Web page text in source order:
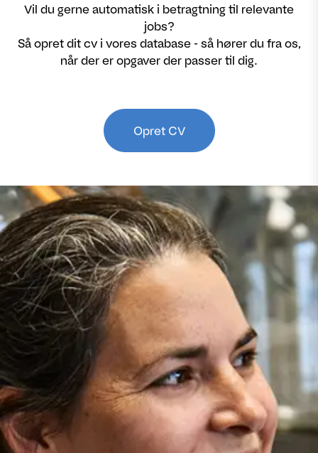
Vil du gerne automatisk i betragtning til relevante
jobs?
Så opret dit cv i vores database - så hører du fra os,
når der er opgaver der passer til dig.
Opret CV